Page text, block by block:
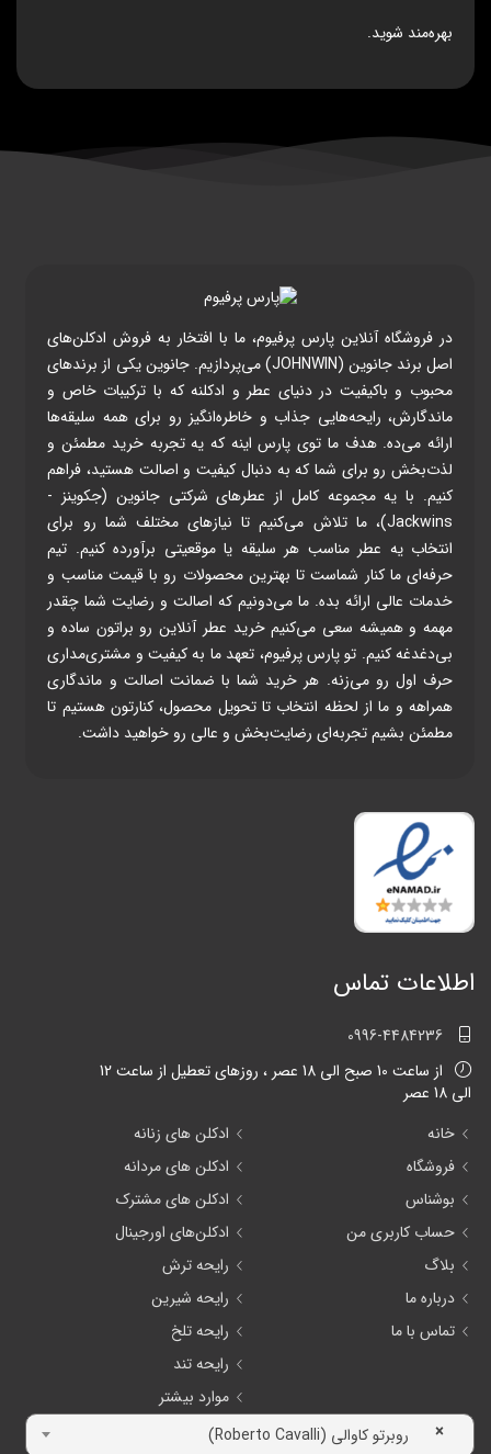
بهره‌مند شوید.
در فروشگاه آنلاین پارس پرفیوم، ما با افتخار به فروش ادکلن‌های
اصل برند جانوین (JOHNWIN) می‌پردازیم. جانوین یکی از برندهای
محبوب و باکیفیت در دنیای عطر و ادکلنه که با ترکیبات خاص و
ماندگارش، رایحه‌هایی جذاب و خاطره‌انگیز رو برای همه سلیقه‌ها
ارائه می‌ده. هدف ما توی پارس اینه که یه تجربه خرید مطمئن و
لذت‌بخش رو برای شما که به دنبال کیفیت و اصالت هستید، فراهم
کنیم. با یه مجموعه کامل از عطرهای شرکتی جانوین (جکوینز -
Jackwins)، ما تلاش می‌کنیم تا نیازهای مختلف شما رو برای
انتخاب یه عطر مناسب هر سلیقه یا موقعیتی برآورده کنیم. تیم
حرفه‌ای ما کنار شماست تا بهترین محصولات رو با قیمت مناسب و
خدمات عالی ارائه بده. ما می‌دونیم که اصالت و رضایت شما چقدر
مهمه و همیشه سعی می‌کنیم خرید عطر آنلاین رو براتون ساده و
بی‌دغدغه کنیم. تو پارس پرفیوم، تعهد ما به کیفیت و مشتری‌مداری
حرف اول رو می‌زنه. هر خرید شما با ضمانت اصالت و ماندگاری
همراهه و ما از لحظه انتخاب تا تحویل محصول، کنارتون هستیم تا
مطمئن بشیم تجربه‌ای رضایت‌بخش و عالی رو خواهید داشت.
اطلاعات تماس
0996-4484236
از ساعت 10 صبح الی 18 عصر ، روزهای تعطیل از ساعت 12
الی 18 عصر
خانه
فروشگاه
بوشناس
حساب کاربری من
بلاگ
درباره ما
تماس با ما
ادکلن های زنانه
ادکلن های مردانه
ادکلن های مشترک
ادکلن‌های اورجینال
رایحه ترش
رایحه شیرین
رایحه تلخ
رایحه تند
موارد بیشتر
× روبرتو کاوالی (Roberto Cavalli)